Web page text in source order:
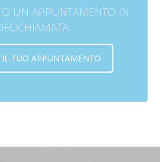
UN APPUNTAMENTO IN
IL TUO APPUNTAMENTO